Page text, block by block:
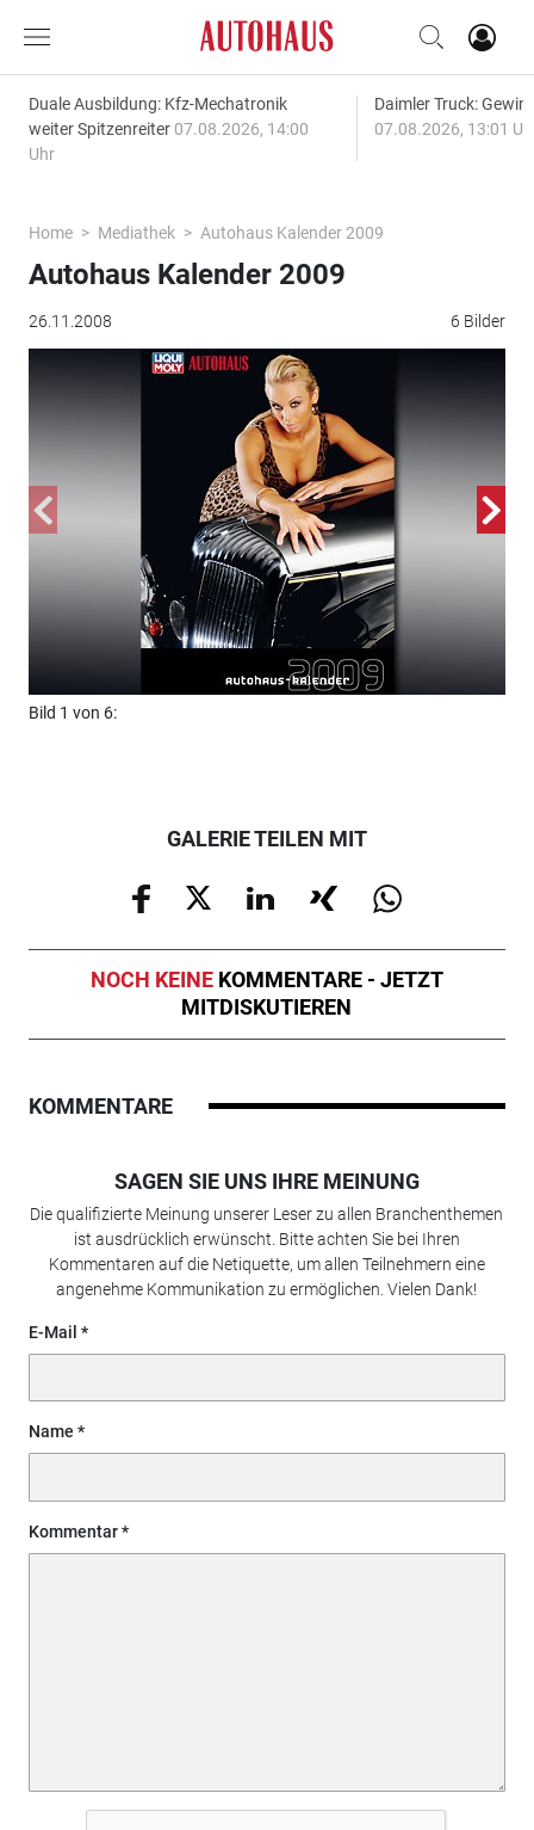
Duale Ausbildung: Kfz-Mechatronik
weiter Spitzenreiter 07.08.2026, 14:00
Uhr
Daimler Truck:
07.08.2026, 13:01
Home Mediathek Autohaus Kalender 2009
26.11.2008 6 Bilder
Autohaus Kalender 2009
Bild 1 von 6:
GALERIE TEILEN MIT
NOCH KEINE KOMMENTARE - JETZT
MITDISKUTIEREN
KOMMENTARE
SAGEN SIE UNS IHRE MEINUNG
Die qualifizierte Meinung unserer Leser zu allen Branchenthemen
ist ausdrücklich erwünscht. Bitte achten Sie bei Ihren
Kommentaren auf die Netiquette, um allen Teilnehmern eine
angenehme Kommunikation zu ermöglichen. Vielen Dank!
E-Mail
Name
Kommentar